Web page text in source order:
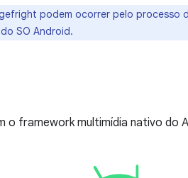
podem ocorrer pelo processo
SO Android.
o framework multimídia nativo do